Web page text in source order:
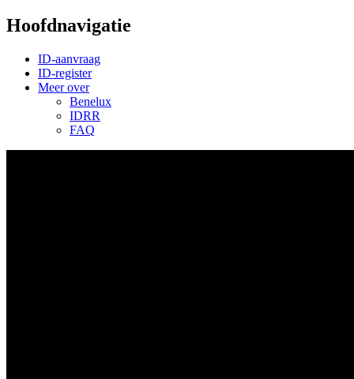
Hoofdnavigatie
ID-aanvraag
ID-register
Meer over
Benelux
IDRR
FAQ